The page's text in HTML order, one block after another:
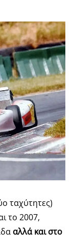
ταχύτητες)
το 2007,
αλλά και στο